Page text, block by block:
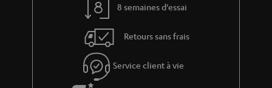
8 semaines d'essai
Retours sans frais
Service client à vie